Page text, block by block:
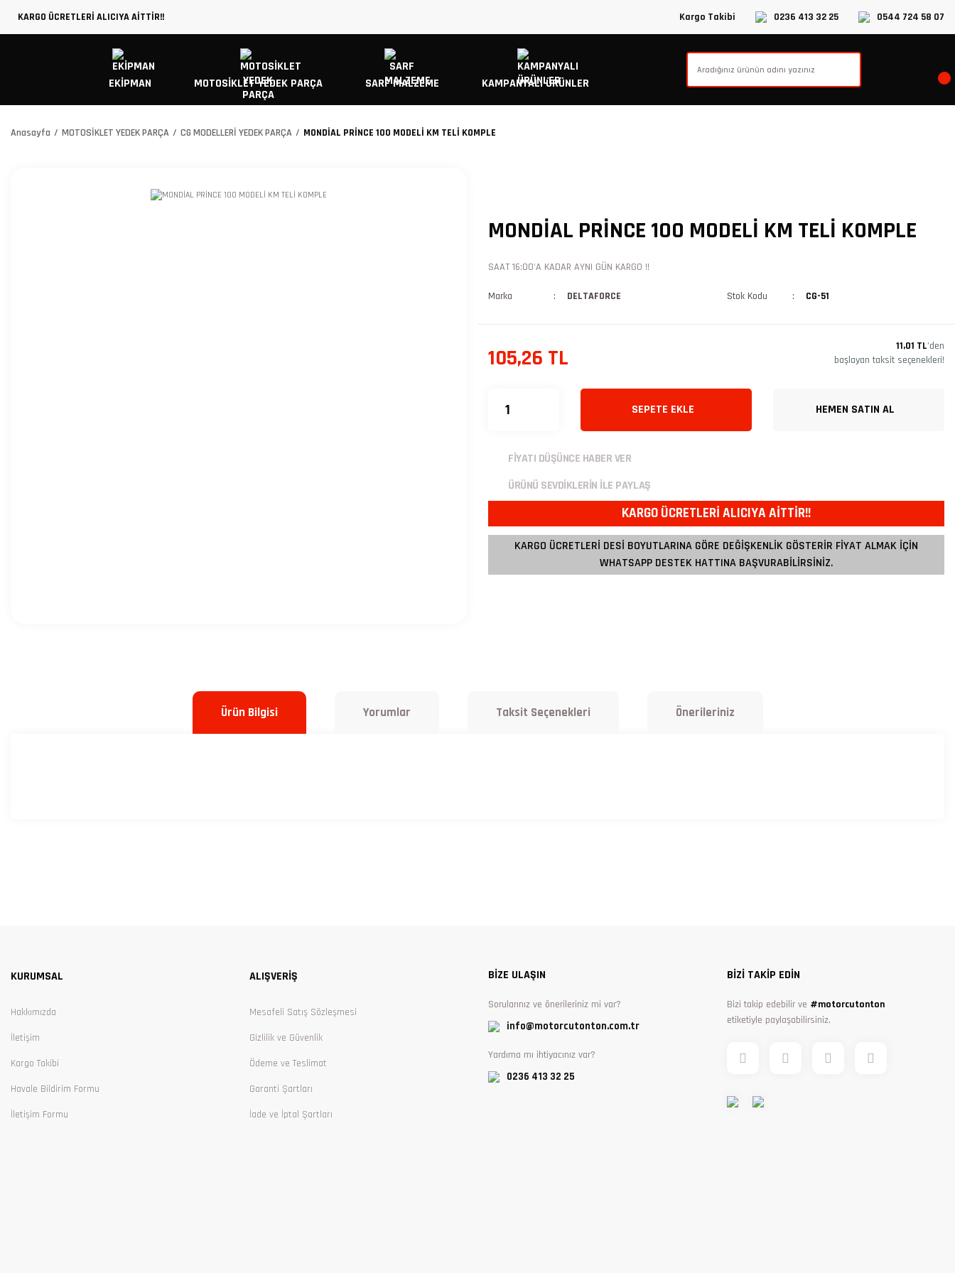
KARGO ÜCRETLERİ ALICIYA AİTTİR!! Kargo Takibi 0236 413 32 25 0544 724 58 07
EKİPMAN MOTOSİKLET YEDEK PARÇA SARF MALZEME KAMPANYALI ÜRÜNLER
Anasayfa MOTOSİKLET YEDEK PARÇA CG MODELLERİ YEDEK PARÇA MONDİAL PRİNCE 100 MODELİ KM TELİ KOMPLE
MONDİAL PRİNCE 100 MODELİ KM TELİ KOMPLE
SAAT 16:00'A KADAR AYNI GÜN KARGO !!
Marka DELTAFORCE Stok Kodu CG-51
105,26 TL 11,01 TL’den
başlayan taksit seçenekleri!
SEPETE EKLE HEMEN SATIN AL
FİYATI DÜŞÜNCE HABER VER
ÜRÜNÜ SEVDİKLERİN İLE PAYLAŞ
KARGO ÜCRETLERİ ALICIYA AİTTİR!!
KARGO ÜCRETLERİ DESİ BOYUTLARINA GÖRE DEĞİŞKENLİK GÖSTERİR FİYAT ALMAK İÇİN
WHATSAPP DESTEK HATTINA BAŞVURABİLİRSİNİZ.
Ürün Bilgisi Yorumlar Taksit Seçenekleri Önerileriniz
KURUMSAL
Hakkımızda
İletişim
Kargo Takibi
Havale Bildirim Formu
İletişim Formu
ALIŞVERİŞ
Mesafeli Satış Sözleşmesi
Gizlilik ve Güvenlik
Ödeme ve Teslimat
Garanti Şartları
İade ve İptal Şartları
BİZE ULAŞIN
Sorularınız ve önerileriniz mi var?
info@motorcutonton.com.tr
Yardıma mı ihtiyacınız var?
0236 413 32 25
BİZİ TAKİP EDİN
Bizi takip edebilir ve #motorcutonton
etiketiyle paylaşabilirsiniz.